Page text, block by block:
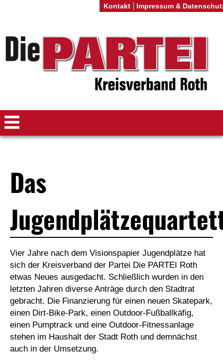
Das
Vier Jahre nach dem Visionspapier Jugendplätze hat
sich der Kreisverband der Partei Die PARTEI Roth
etwas Neues ausgedacht. Schließlich wurden in den
letzten Jahren diverse Anträge durch den Stadtrat
gebracht. Die Finanzierung für einen neuen Skatepark,
einen Dirt-Bike-Park, einen Outdoor-Fußballkäfig,
einen Pumptrack und eine Outdoor-Fitnessanlage
stehen im Haushalt der Stadt Roth und demnächst
auch in der Umsetzung.
Kontakt Impressum &